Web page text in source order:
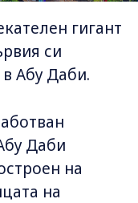
гигант
си
Абу Даби.
Даби
на
на